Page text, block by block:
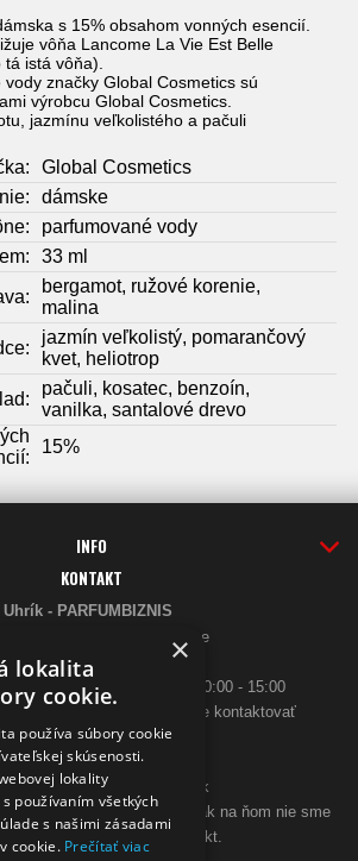
s 15% obsahom vonných esencií.
vôňa Lancome La Vie Est Belle
tá istá vôňa).
značky Global Cosmetics sú
výrobcu Global Cosmetics.
jazmínu veľkolistého a pačuli
Global Cosmetics
dámske
parfumované vody
33 ml
bergamot, ružové korenie,
malina
jazmín veľkolistý, pomarančový
kvet, heliotrop
pačuli, kosatec, benzoín,
vanilka, santalové drevo
15%
INFO
KONTAKT
Uhrík - PARFUMBIZNIS
2926/21 93405 Levice
Telefón:
- PO-PIA: 10:00 - 18:00, SO 10:00 - 15:00
budeme Vás spätne kontaktovať
Email:
poslimasem@gmail.com
aj cez zákaznícky chat, ak na ňom nie sme
zanechajte na seba kontakt.
×
lokalita
cookie.
používa súbory cookie
skúsenosti.
lokality
používaním všetkých
s našimi zásadami
cookie. Prečítať viac